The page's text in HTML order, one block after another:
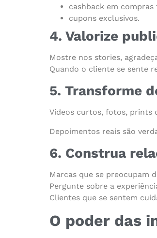
cashback em compras
cupons exclusivos.
4. Valorize
Mostre nos stories,
Quando o cliente se sente
5. Transforme
Vídeos curtos, fotos, prints
Depoimentos reais são
6. Construa
Marcas que se preocupam
Pergunte sobre a
Clientes que se sentem
O poder das